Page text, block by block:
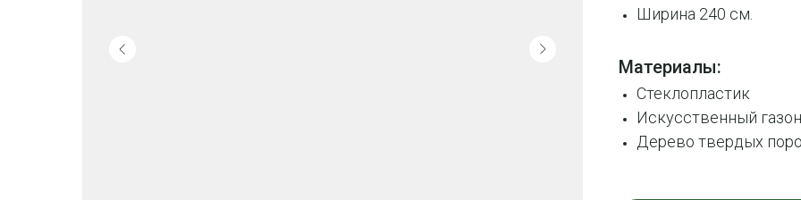
Ширина 240 см.
Материалы:
Стеклопластик
Искусственный газон
Дерево твердых